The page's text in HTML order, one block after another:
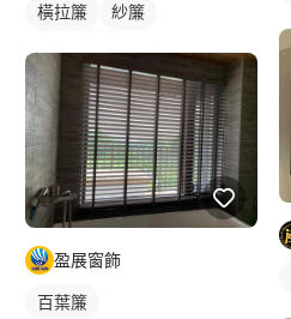
橫拉簾
紗簾
盈展窗飾
百葉簾